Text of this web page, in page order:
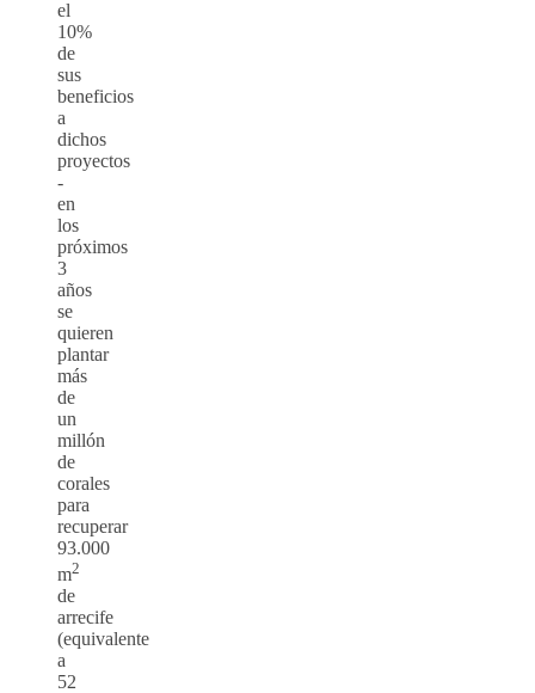
el
10%
de
sus
beneficios
a
dichos
proyectos
-
en
los
próximos
3
años
se
quieren
plantar
más
de
un
millón
de
corales
para
recuperar
93.000
m2
de
arrecife
(equivalente
a
52